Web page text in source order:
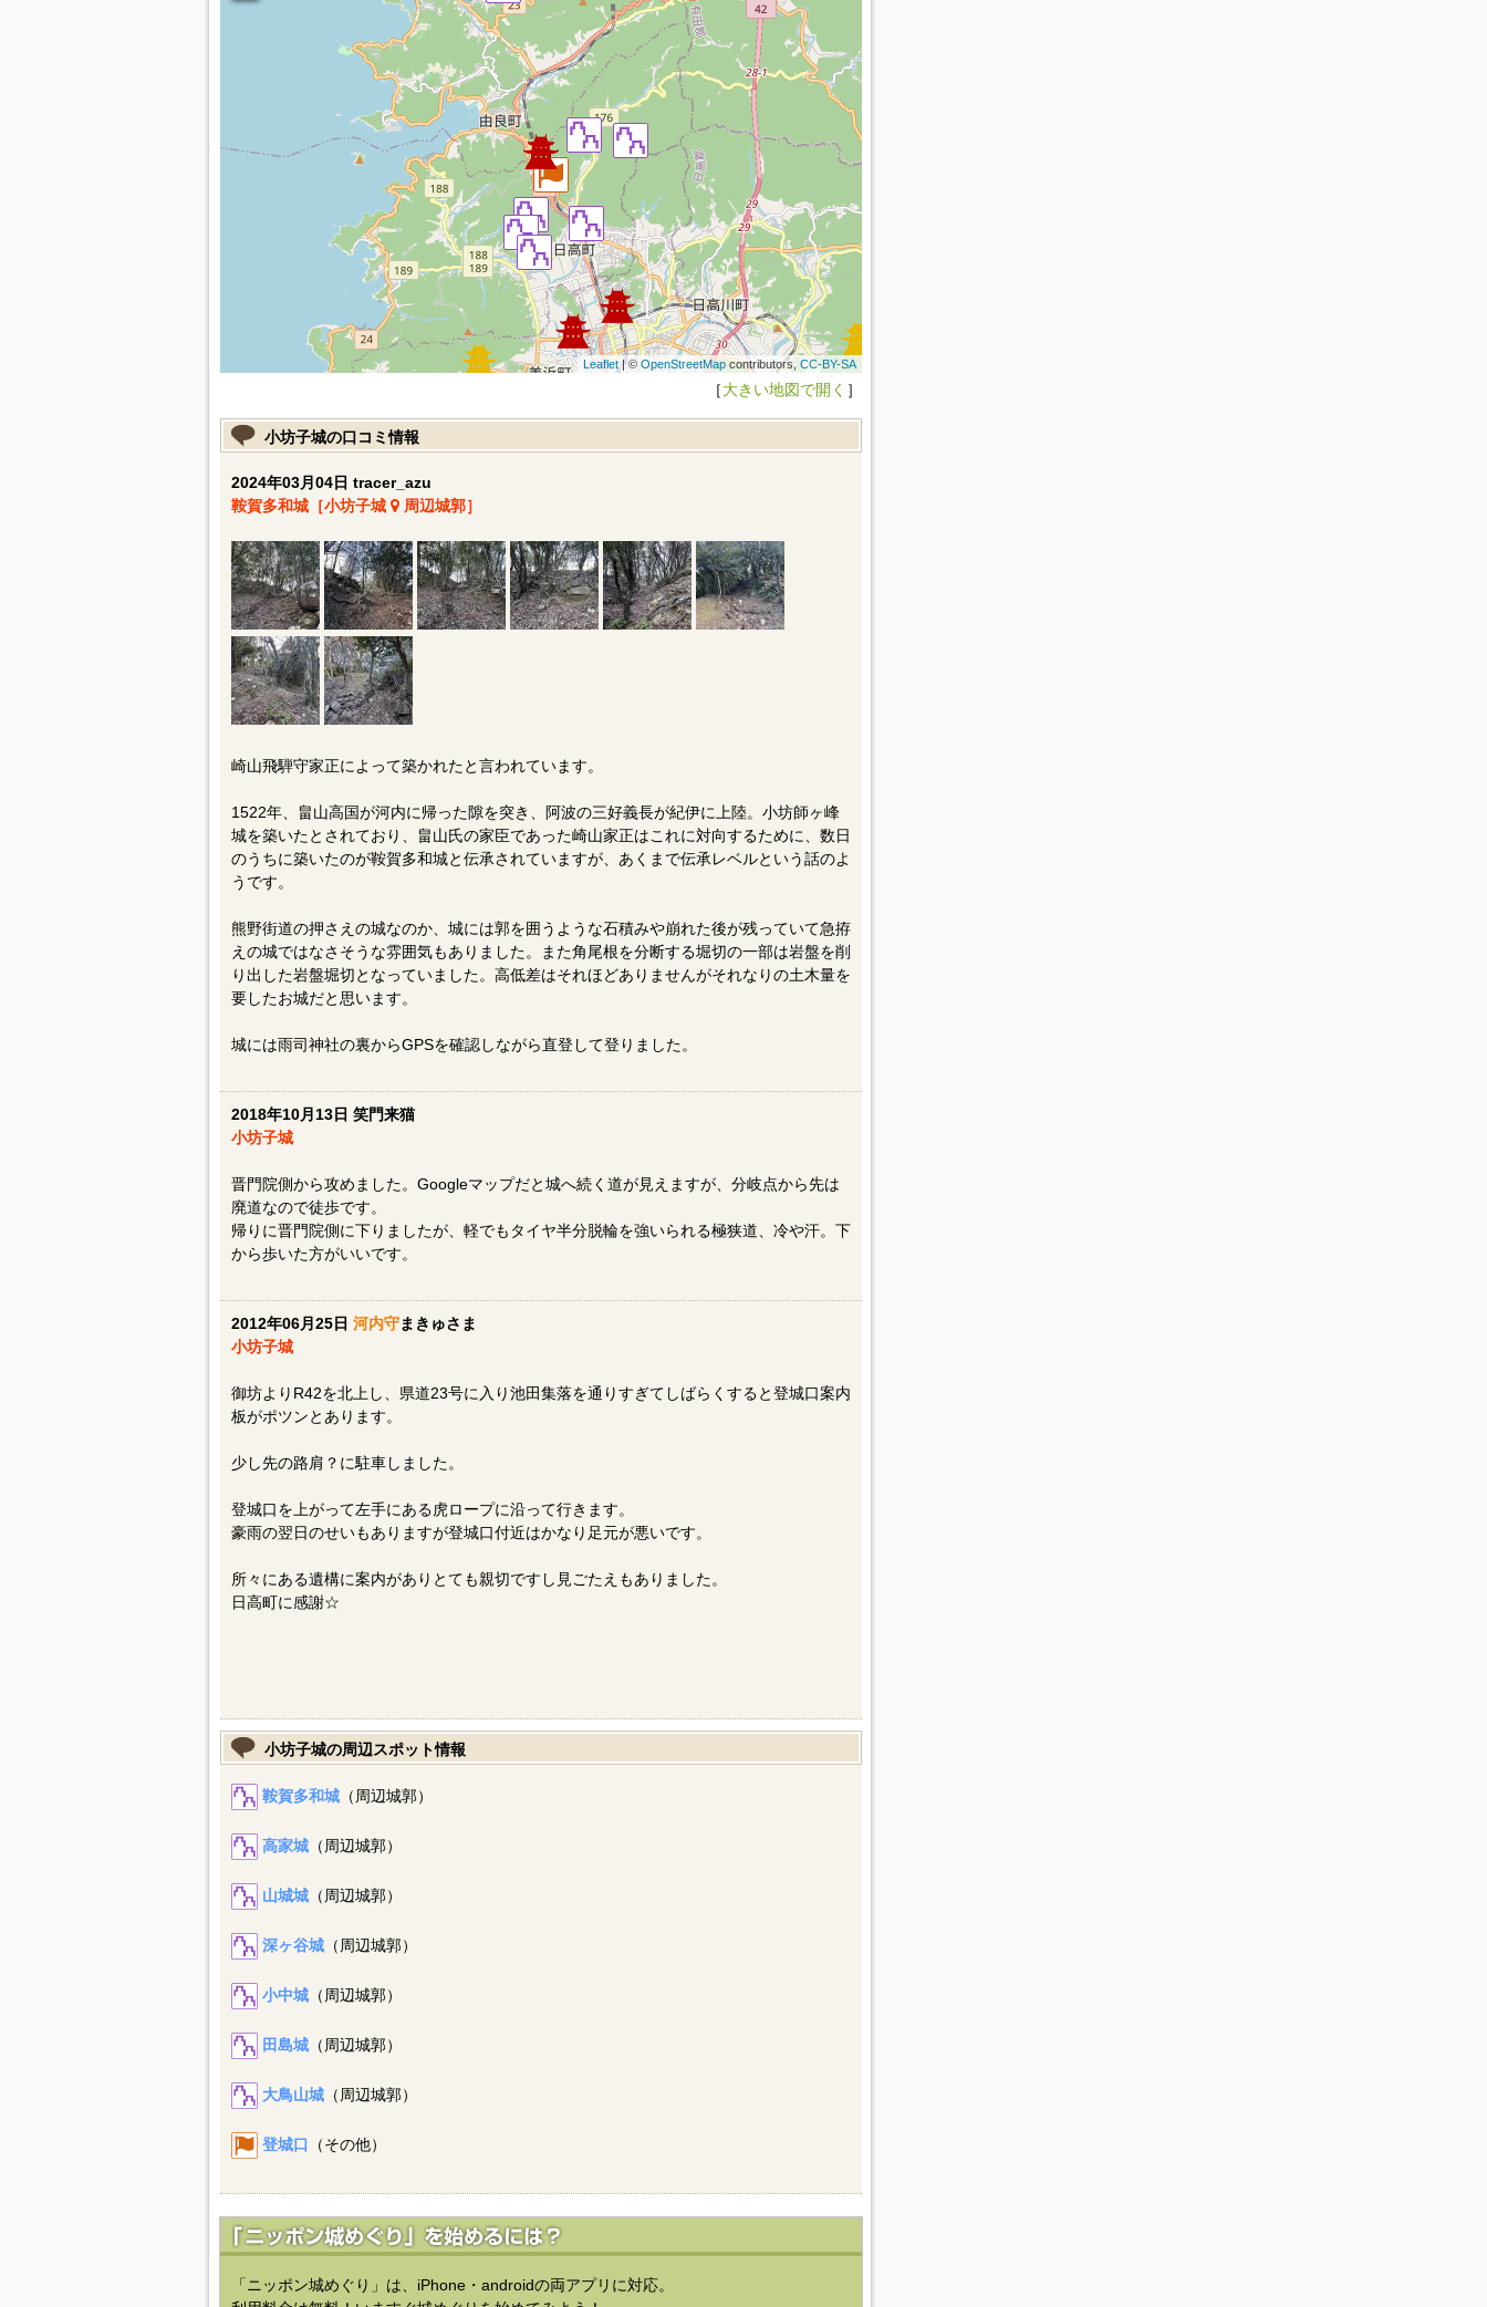
Leaflet| © OpenStreetMapcontributors, CC-BY-SA
［大きい地図で開く ］
小坊子城の口コミ情報
2024年03月04日 tracer_azu
鞍賀多和城［小坊子城
周辺城郭］
崎山飛騨守家正によって築かれたと言われています。
1522年、畠山高国が河内に帰った隙を突き、阿波の三好義長が紀伊に上陸。小坊師ヶ峰
城を築いたとされており、畠山氏の家臣であった崎山家正はこれに対向するために、数日
のうちに築いたのが鞍賀多和城と伝承されていますが、あくまで伝承レベルという話のよ
うです。
熊野街道の押さえの城なのか、城には郭を囲うような石積みや崩れた後が残っていて急拵
えの城ではなさそうな雰囲気もありました。また角尾根を分断する堀切の一部は岩盤を削
り出した岩盤堀切となっていました。高低差はそれほどありませんがそれなりの土木量を
要したお城だと思います。
城には雨司神社の裏からGPSを確認しながら直登して登りました。
2018年10月13日 笑門来猫
小坊子城
晋門院側から攻めました。Googleマップだと城へ続く道が見えますが、分岐点から先は
廃道なので徒歩です。
帰りに晋門院側に下りましたが、軽でもタイヤ半分脱輪を強いられる極狭道、冷や汗。下
から歩いた方がいいです。
2012年06月25日 河内守まきゅさま
小坊子城
御坊よりR42を北上し、県道23号に入り池田集落を通りすぎてしばらくすると登城口案内
板がポツンとあります。
少し先の路肩？に駐車しました。
登城口を上がって左手にある虎ロープに沿って行きます。
豪雨の翌日のせいもありますが登城口付近はかなり足元が悪いです。
所々にある遺構に案内がありとても親切ですし見ごたえもありました。
日高町に感謝☆
小坊子城の周辺スポット情報
鞍賀多和城（周辺城郭）
高家城（周辺城郭）
山城城（周辺城郭）
深ヶ谷城（周辺城郭）
小中城（周辺城郭）
田島城（周辺城郭）
大鳥山城（周辺城郭）
登城口 （その他）
「ニッポン城めぐり」は、iPhone・androidの両アプリに対応。